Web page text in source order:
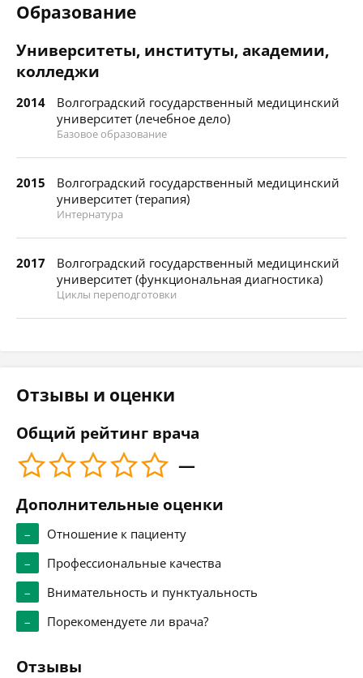
Образование
Университеты, институты, академии,
колледжи
2014
Волгоградский государственный медицинский
университет (лечебное дело)
Базовое образование
2015
Волгоградский государственный медицинский
университет (терапия)
Интернатура
2017
Волгоградский государственный медицинский
университет (функциональная диагностика)
Циклы переподготовки
Отзывы и оценки
Общий рейтинг врача
—
Дополнительные оценки
–
Отношение к пациенту
–
Профессиональные качества
–
Внимательность и пунктуальность
–
Порекомендуете ли врача?
Отзывы